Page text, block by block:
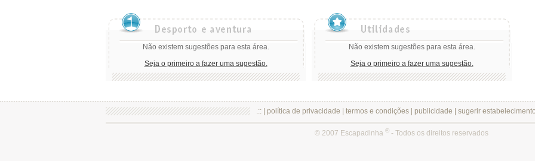
Não existem sugestões para esta área.
Seja o primeiro a fazer uma sugestão.
Não existem sugestões para esta área.
Seja o primeiro a fazer uma sugestão.
.:: | política de privacidade termos e condições| publicidade sugerir estabelecimento
© 2007 Escapadinha ®- Todos os direitos reservados